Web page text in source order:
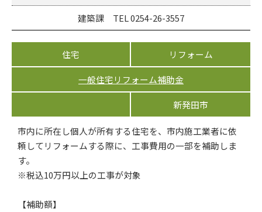
建築課 TEL 0254-26-3557
住宅 リフォーム
一般住宅リフォーム補助金
新発田市
市内に所在し個人が所有する住宅を、市内施工業者に依
頼してリフォームする際に、工事費用の一部を補助しま
す。
※税込10万円以上の工事が対象
【補助額】